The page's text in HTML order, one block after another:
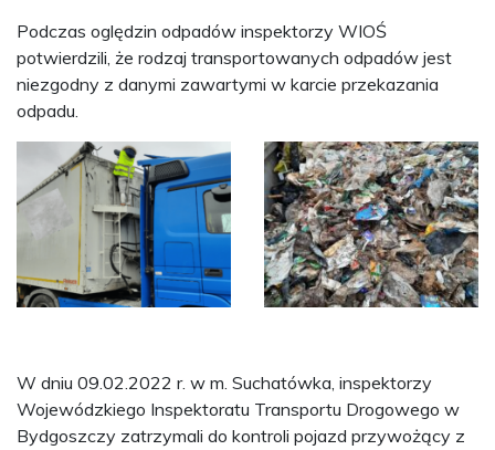
Podczas oględzin odpadów inspektorzy WIOŚ
potwierdzili, że rodzaj transportowanych odpadów jest
niezgodny z danymi zawartymi w karcie przekazania
odpadu.
W dniu 09.02.2022 r. w m. Suchatówka, inspektorzy
Wojewódzkiego Inspektoratu Transportu Drogowego w
Bydgoszczy zatrzymali do kontroli pojazd przywożący z